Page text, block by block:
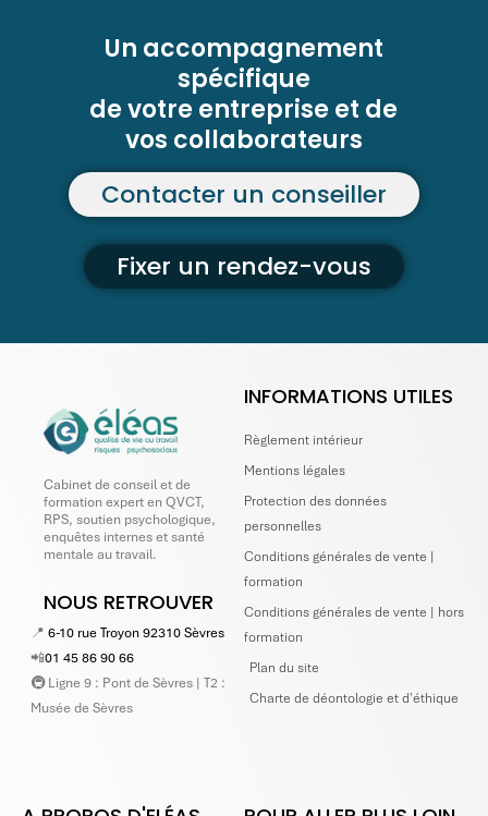
Un accompagnement
spécifique
de votre entreprise et de
vos collaborateurs
Contacter un conseiller
Fixer un rendez-vous
Cabinet de conseil et de
formation expert en QVCT,
RPS, soutien psychologique,
enquêtes internes et santé
mentale au travail.
NOUS RETROUVER
📍 6-10 rue Troyon 92310 Sèvres
📲01 45 86 90 66
🚇 Ligne 9 : Pont de Sèvres | T2 :
Musée de Sèvres
INFORMATIONS UTILES
Règlement intérieur
Mentions légales
Protection des données
personnelles
Conditions générales de vente |
formation
Conditions générales de vente | hors
formation
Plan du site
Charte de déontologie et d'éthique